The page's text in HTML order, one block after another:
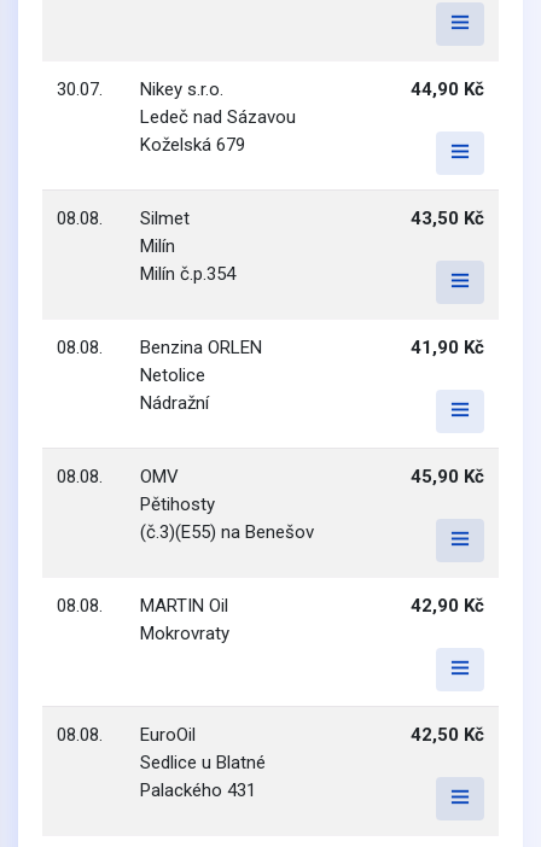
30.07.
Nikey s.r.o.
Ledeč nad Sázavou
Koželská 679
44,90 Kč
08.08.
Silmet
Milín
Milín č.p.354
43,50 Kč
08.08.
Benzina ORLEN
Netolice
Nádražní
41,90 Kč
08.08.
OMV
Pětihosty
(č.3)(E55) na Benešov
45,90 Kč
08.08.
MARTIN Oil
Mokrovraty
42,90 Kč
08.08.
EuroOil
Sedlice u Blatné
Palackého 431
42,50 Kč